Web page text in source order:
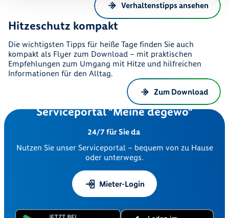
Verhaltenstipps ansehen
Hitzeschutz kompakt
Die wichtigsten Tipps für heiße Tage finden Sie auch
kompakt als Flyer zum Download – mit praktischen
Empfehlungen zum Umgang mit Hitze und hilfreichen
Informationen für den Alltag.
Zum Download
Serviceportal "Meine degewo"
24/7 für Sie da
Nutzen Sie unser Serviceportal – bequem von zu Hause
oder unterwegs.
Mieter-Login